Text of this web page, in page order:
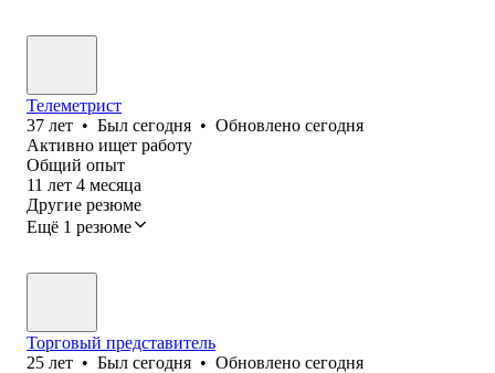
Телеметрист
37 лет • Был сегодня • Обновлено сегодня
Активно ищет работу
Общий опыт
11 лет 4 месяца
Другие резюме
Ещё 1 резюме
Торговый представитель
25 лет • Был сегодня • Обновлено сегодня